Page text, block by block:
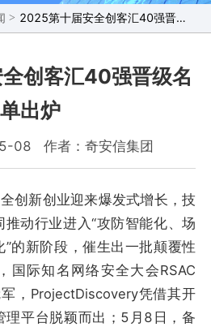
> 2025第十届安全创客汇40强晋级名单出炉
创客汇40强晋级名
单出炉
08 作者：奇安信集团
创新创业迎来爆发式增长，技
动行业进入“攻防智能化、场
的新阶段，催生出一批颠覆性
国际知名网络安全大会RSAC
，ProjectDiscovery凭借其开
理平台脱颖而出；5月8日，备